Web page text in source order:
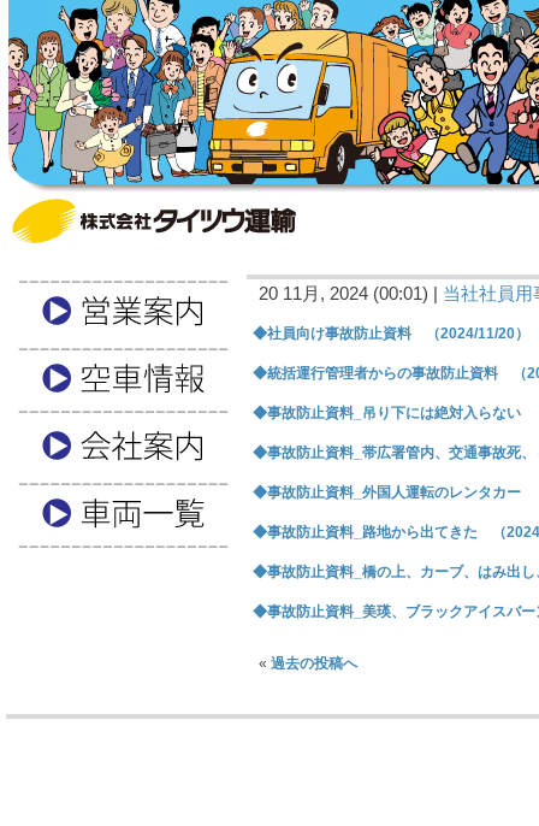
20 11月, 2024 (00:01) | 当社社員用
◆社員向け事故防止資料 （2024/11/20）
◆統括運行管理者からの事故防止資料 （
◆事故防止資料_吊り下には絶対入らない
◆事故防止資料_帯広署管内、交通事故死
◆事故防止資料_外国人運転のレンタカー
◆事故防止資料_路地から出てきた （
◆事故防止資料_橋の上、カーブ、はみ出
◆事故防止資料_美瑛、ブラックアイスバ
« 過去の投稿へ